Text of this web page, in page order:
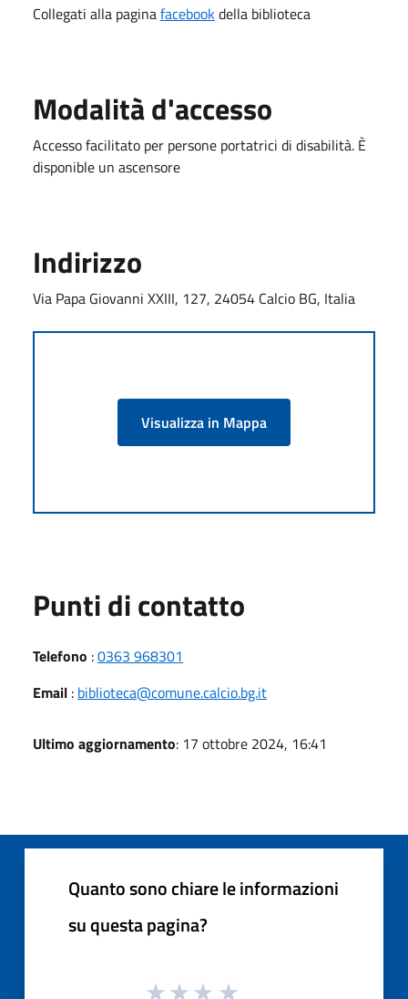
Collegati alla paginafacebookdella biblioteca
Modalità d'accesso
Accesso facilitato per persone portatrici di disabilità. È
disponible un ascensore
Indirizzo
Via Papa Giovanni XXIII, 127, 24054 Calcio BG, Italia
Visualizza in Mappa
Punti di contatto
Telefono :0363 968301
Email : biblioteca@comune.calcio.bg.it
Ultimo aggiornamento: 17 ottobre 2024, 16:41
Quanto sono chiare le informazioni
su questa pagina?